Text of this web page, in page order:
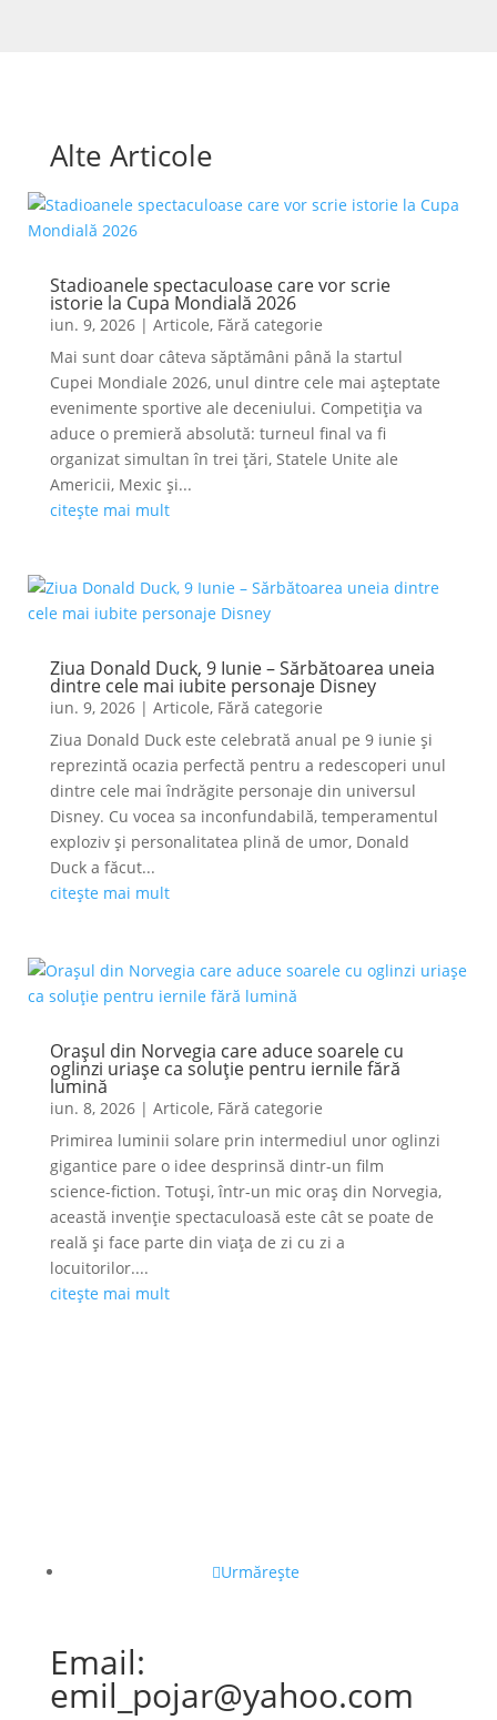
Alte Articole
Stadioanele spectaculoase care vor scrie
istorie la Cupa Mondială 2026
iun. 9, 2026| Articole, Fără categorie
Mai sunt doar câteva săptămâni până la startul
Cupei Mondiale 2026, unul dintre cele mai așteptate
evenimente sportive ale deceniului. Competiția va
aduce o premieră absolută: turneul final va fi
organizat simultan în trei țări, Statele Unite ale
Americii, Mexic și...
citește mai mult
Ziua Donald Duck, 9 Iunie – Sărbătoarea uneia
dintre cele mai iubite personaje Disney
iun. 9, 2026| Articole, Fără categorie
Ziua Donald Duck este celebrată anual pe 9 iunie și
reprezintă ocazia perfectă pentru a redescoperi unul
dintre cele mai îndrăgite personaje din universul
Disney. Cu vocea sa inconfundabilă, temperamentul
exploziv și personalitatea plină de umor, Donald
Duck a făcut...
citește mai mult
Orașul din Norvegia care aduce soarele cu
oglinzi uriașe ca soluție pentru iernile fără
lumină
iun. 8, 2026| Articole, Fără categorie
Primirea luminii solare prin intermediul unor oglinzi
gigantice pare o idee desprinsă dintr-un film
science-fiction. Totuși, într-un mic oraș din Norvegia,
această invenție spectaculoasă este cât se poate de
reală și face parte din viața de zi cu zi a
locuitorilor....
citește mai mult
Urmărește
Email:
emil_pojar@yahoo.com